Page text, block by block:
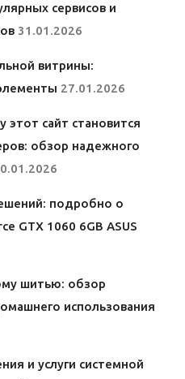
сервисов и
31.01.2026
витрины:
27.01.2026
этот сайт становится
обзор надежного
подробно о
GTX 1060 6GB ASUS
шитью: обзор
использования
и услуги системной